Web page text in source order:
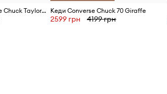
Шкіряні кеди Converse Chuck Taylor All Star Lugged Heel Cc Кеди Converse Chuck 70 Giraffe
2599 грн 4199 грн